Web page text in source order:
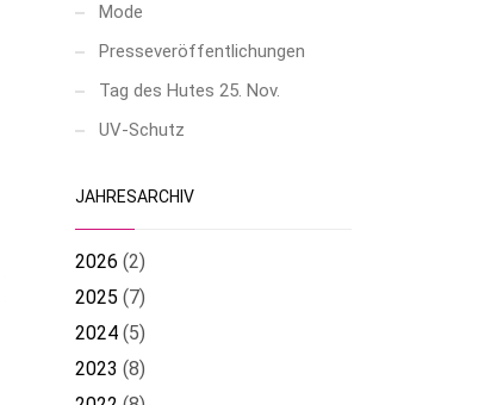
Mode
Presseveröffentlichungen
Tag des Hutes 25. Nov.
UV-Schutz
JAHRESARCHIV
2026 (2)
2025 (7)
2024 (5)
2023 (8)